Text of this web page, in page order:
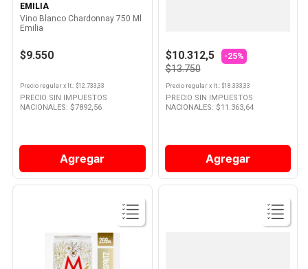
EMILIA
Vino Blanco Chardonnay 750 Ml
Emilia
$9.550
Precio regular x lt. : $12.733,33
PRECIO SIN IMPUESTOS
NACIONALES: $7892,56
Agregar
$10.312,5 -25%
$13.750
Precio regularx lt. : $18.333,33
PRECIO SIN IMPUESTOS
NACIONALES: $11.363,64
Agregar